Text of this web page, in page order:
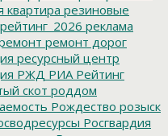
квартира резиновые
рейтинг_2026 реклама
ремонт дорог
ресурсный центр
РЖД РИА Рейтинг
скот роддом
Рождество розыск
Росгвардия